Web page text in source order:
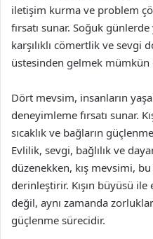
iletişim kurma ve problem
fırsatı sunar. Soğuk
karşılıklı cömertlik ve sevgi
üstesinden gelmek mümkün
Dört mevsim, insanların
deneyimleme fırsatı sunar.
sıcaklık ve bağların
Evlilik, sevgi, bağlılık ve
düzenekken, kış mevsimi,
derinleştirir. Kışın büyüsü
değil, aynı zamanda
güçlenme sürecidir.